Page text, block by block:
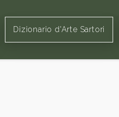
Dizionario d'Arte Sartori